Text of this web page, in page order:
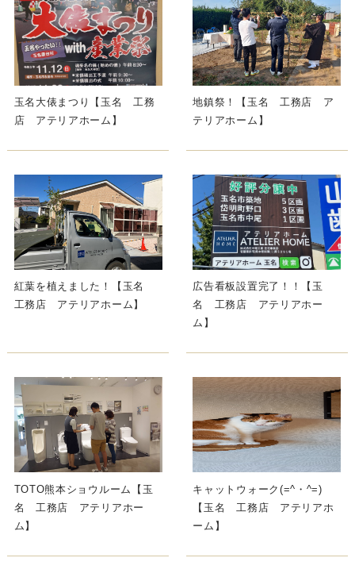
玉名大俵まつり【玉名 工務
店 アテリアホーム】
地鎮祭！【玉名 工務店 ア
テリアホーム】
紅葉を植えました！【玉名
工務店 アテリアホーム】
広告看板設置完了！！【玉
名 工務店 アテリアホー
ム】
TOTO熊本ショウルーム【玉
名 工務店 アテリアホー
ム】
キャットウォーク(=^・^=)
【玉名 工務店 アテリアホ
ーム】